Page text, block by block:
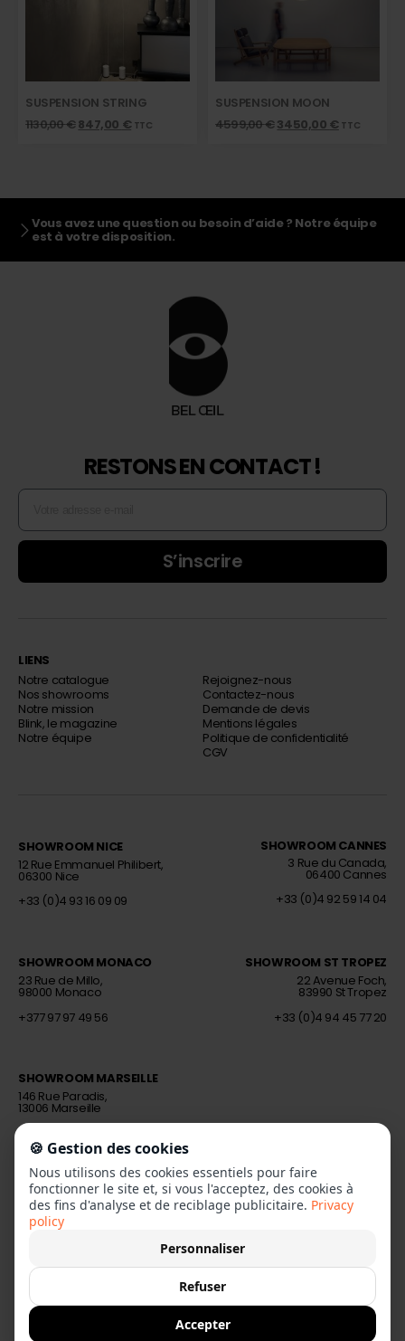
SUSPENSION STRING
1130,00€847,00 € TTC
SUSPENSION MOON
4599,00€3450,00 € TTC
Vous avez une question ou besoin d’aide ? Notre équipe
est à votre disposition.
RESTONS EN CONTACT !
S’inscrire
LIENS
Notre catalogue
Nos showrooms
Notre mission
Blink, le magazine
Notre équipe
Rejoignez-nous
Contactez-nous
Demande de devis
Mentions légales
Politique de confidentialité
CGV
SHOWROOM NICE
Décorateur d’intérieur
12 Rue Emmanuel Philibert,
06300 Nice
+33 (0)4 93 16 09 09
SHOWROOM CANNES
Décorateur d’intérieur
3 Rue du Canada,
06400 Cannes
+33 (0)4 92 59 14 04
SHOWROOM MONACO
Décorateur d’intérieur
23 Rue de Millo,
98000 Monaco
+377 97 97 49 56
SHOWROOM ST TROPEZ
Décorateur d’intérieur
22 Avenue Foch,
83990 St Tropez
+33 (0)4 94 45 77 20
SHOWROOM MARSEILLE
Décorateur d’intérieur
146 Rue Paradis,
13006 Marseille
+33 (0)4 91 37 98 43
LE SITE BEL OEIL PRO
🍪 Gestion des cookies
Nous utilisons des cookies essentiels pour faire
fonctionner le site et, si vous l'acceptez, des cookies à
des fins d'analyse et de reciblage publicitaire. Privacy
policy
Personnaliser
Refuser
Accepter